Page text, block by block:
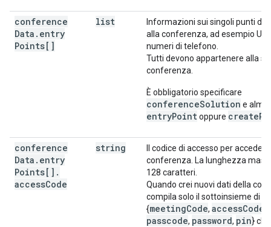
conference
Data . entry
Points[]
list
Informazioni sui singoli punti di
alla conferenza, ad esempio
numeri di telefono.
Tutti devono appartenere alla
conferenza.
È obbligatorio specificare
conferenceSolution e
entryPointoppure
conference
Data . entry
Points[] .
accessCode
string
Il codice di accesso per
conferenza. La lunghezza
128 caratteri.
Quando crei nuovi dati della
compila solo il sottoinsieme di
{meetingCode, accessCode
passcode, password, pin} che